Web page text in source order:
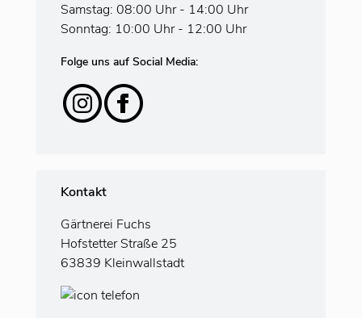
Samstag: 08:00 Uhr - 14:00 Uhr
Sonntag: 10:00 Uhr - 12:00 Uhr
Folge uns auf Social Media:
Kontakt
Gärtnerei Fuchs
Hofstetter Straße 25
63839 Kleinwallstadt